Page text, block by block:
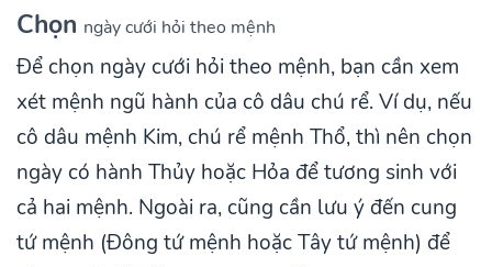
Chọn ngày cưới hỏi theo mệnh
Để chọn ngày cưới hỏi theo mệnh, bạn cần xem
xét mệnh ngũ hành của cô dâu chú rể. Ví dụ, nếu
cô dâu mệnh Kim, chú rể mệnh Thổ, thì nên chọn
ngày có hành Thủy hoặc Hỏa để tương sinh với
cả hai mệnh. Ngoài ra, cũng cần lưu ý đến cung
tứ mệnh (Đông tứ mệnh hoặc Tây tứ mệnh) để